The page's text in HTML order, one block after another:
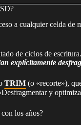
a cualquier celda de
de ciclos de
explícitamente
TRIM (o «recorte»),
y
los años?